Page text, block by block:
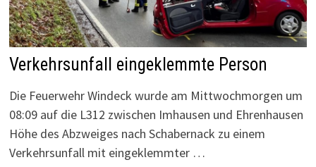
Verkehrsunfall eingeklemmte Person
Die Feuerwehr Windeck wurde am Mittwochmorgen um
08:09 auf die L312 zwischen Imhausen und Ehrenhausen
Höhe des Abzweiges nach Schabernack zu einem
Verkehrsunfall mit eingeklemmter …